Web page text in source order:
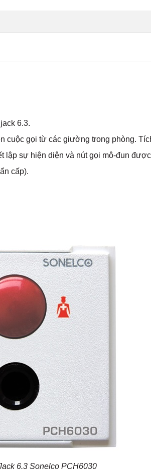
6.3.
cuộc gọi từ các giường trong phòng.
lập sự hiện diện và nút gọi mô-đun
cấp).
6.3 Sonelco PCH6030